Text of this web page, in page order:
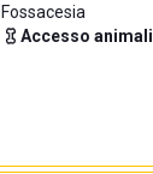
Fossacesia
Accesso animali